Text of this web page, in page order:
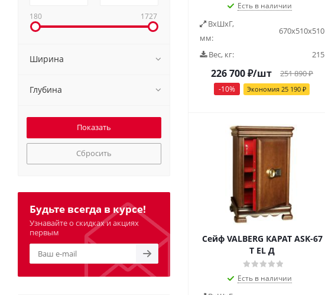
Есть в наличии
ВxШxГ,
мм:
670х510х510
Вес, кг: 215
226 700₽/шт 251 890₽
-10% Экономия 25 190 ₽
Сейф VALBERG КАРАТ ASK-67
T EL Д
Есть в наличии
180 1727
Ширина
Глубина
Сбросить
Будьте всегда в курсе!
Узнавайте о скидках и акциях
первым